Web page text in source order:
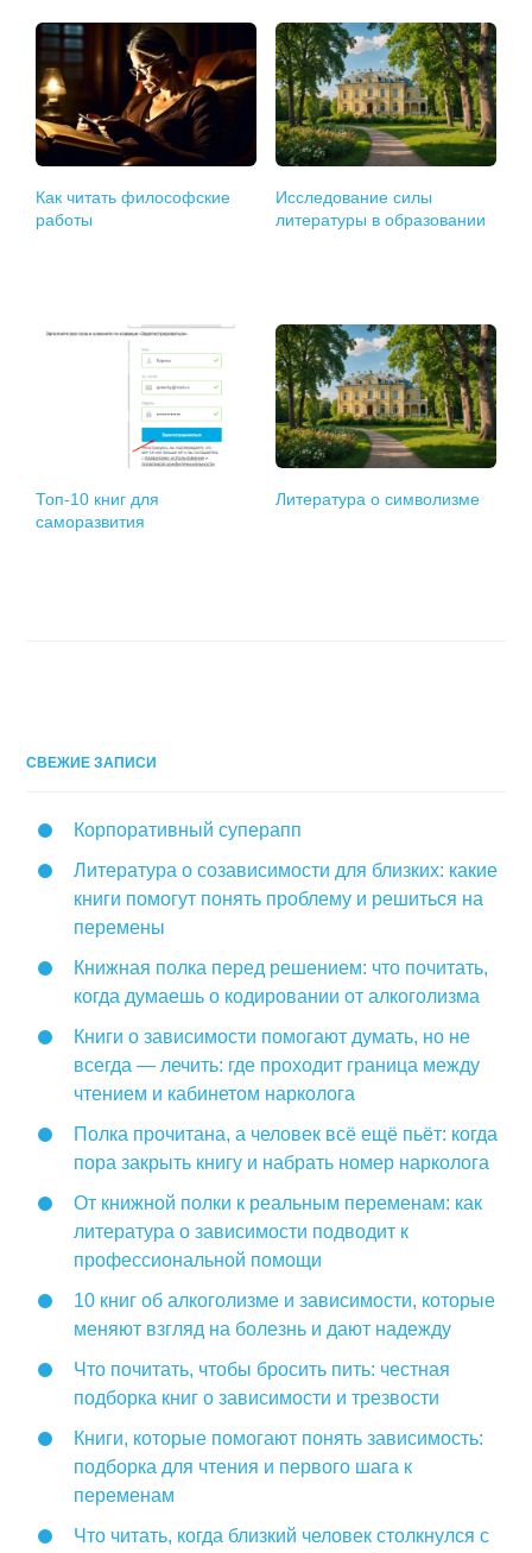
Как читать философские
работы
Исследование силы
литературы в образовании
Топ-10 книг для
саморазвития
Литература о символизме
СВЕЖИЕ ЗАПИСИ
Корпоративный суперапп
Литература о созависимости для близких: какие
книги помогут понять проблему и решиться на
перемены
Книжная полка перед решением: что почитать,
когда думаешь о кодировании от алкоголизма
Книги о зависимости помогают думать, но не
всегда — лечить: где проходит граница между
чтением и кабинетом нарколога
Полка прочитана, а человек всё ещё пьёт: когда
пора закрыть книгу и набрать номер нарколога
От книжной полки к реальным переменам: как
литература о зависимости подводит к
профессиональной помощи
10 книг об алкоголизме и зависимости, которые
меняют взгляд на болезнь и дают надежду
Что почитать, чтобы бросить пить: честная
подборка книг о зависимости и трезвости
Книги, которые помогают понять зависимость:
подборка для чтения и первого шага к
переменам
Что читать, когда близкий человек столкнулся с